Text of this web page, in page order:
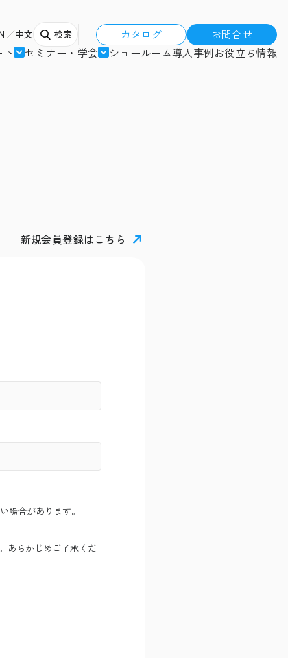
中文 検索 カタログ
お問合せ
ト セミナー・学会 ショールーム導入事例お役立ち情報
新規会員登録はこちら
合があります。
あらかじめご了承くだ